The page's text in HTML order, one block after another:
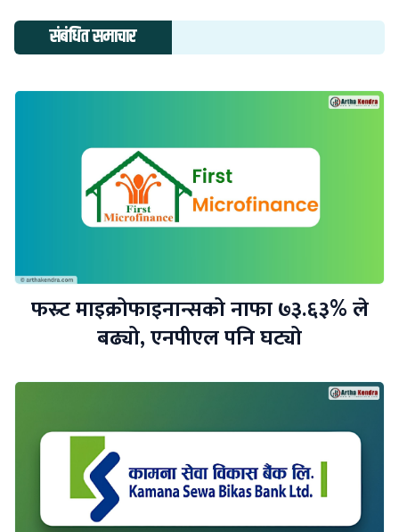
संबंधित समाचार
फस्र्ट माइक्रोफाइनान्सको नाफा ७३.६३% ले
बढ्यो, एनपीएल पनि घट्यो